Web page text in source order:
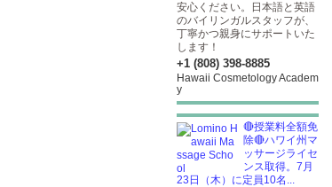
安心ください。日本語と英語
のバイリンガルスタッフが、
丁寧かつ親身にサポートいた
します！
+1 (808) 398-8885
Hawaii Cosmetology Academ
y
🔴授業料全額免
除🔴ハワイ州マ
ッサージライセ
ンス取得。7月
23日（木）に定員10名...